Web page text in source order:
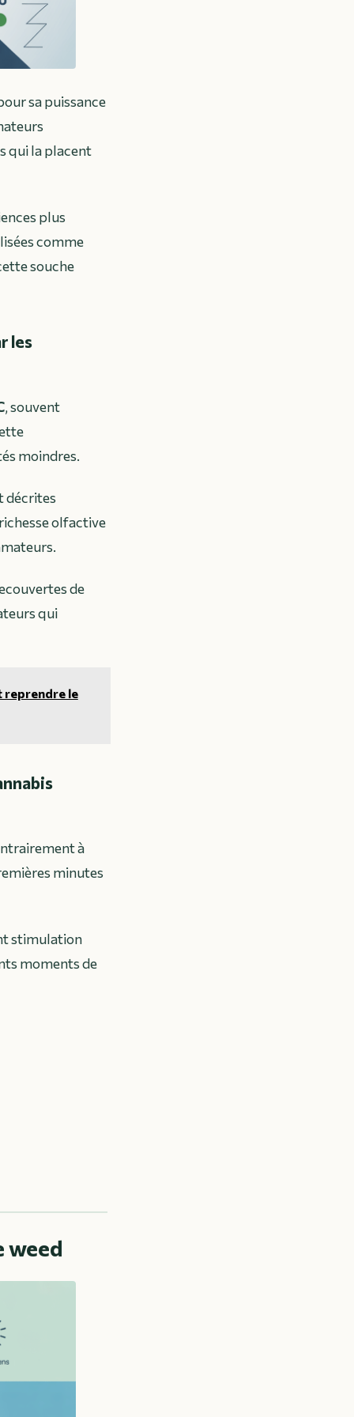
sa puissance
qui la placent
plus
comme
souche
les
, souvent
moindres.
décrites
olfactive
de
qui
reprendre le
à
minutes
stimulation
moments de
weed